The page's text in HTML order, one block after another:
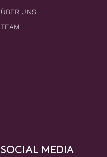
ÜBER UNS
TEAM
SOCIAL MEDIA